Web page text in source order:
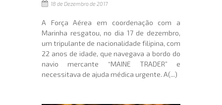
18 de Dezembro de 2017
A Força Aérea em coordenação com a
Marinha resgatou, no dia 17 de dezembro,
um tripulante de nacionalidade filipina, com
22 anos de idade, que navegava a bordo do
navio mercante “MAINE TRADER” e
necessitava de ajuda médica urgente. A(...)